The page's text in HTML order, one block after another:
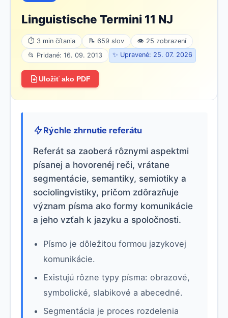
Linguistische Termini 11 NJ
⏱ 3 min čítania 📝 659 slov
👁 25 zobrazení
📂 Pridané: 16. 09. 2013
✨ Upravené: 25. 07. 2026
Uložiť ako PDF
Rýchle zhrnutie referátu
Referát sa zaoberá rôznymi aspektmi
písanej a hovorenéj reči, vrátane
segmentácie, semantiky, semiotiky a
sociolingvistiky, pričom zdôrazňuje
význam písma ako formy komunikácie
a jeho vzťah k jazyku a spoločnosti.
Písmo je dôležitou formou jazykovej
komunikácie.
Existujú rôzne typy písma: obrazové,
symbolické, slabikové a abecedné.
Segmentácia je proces rozdelenia